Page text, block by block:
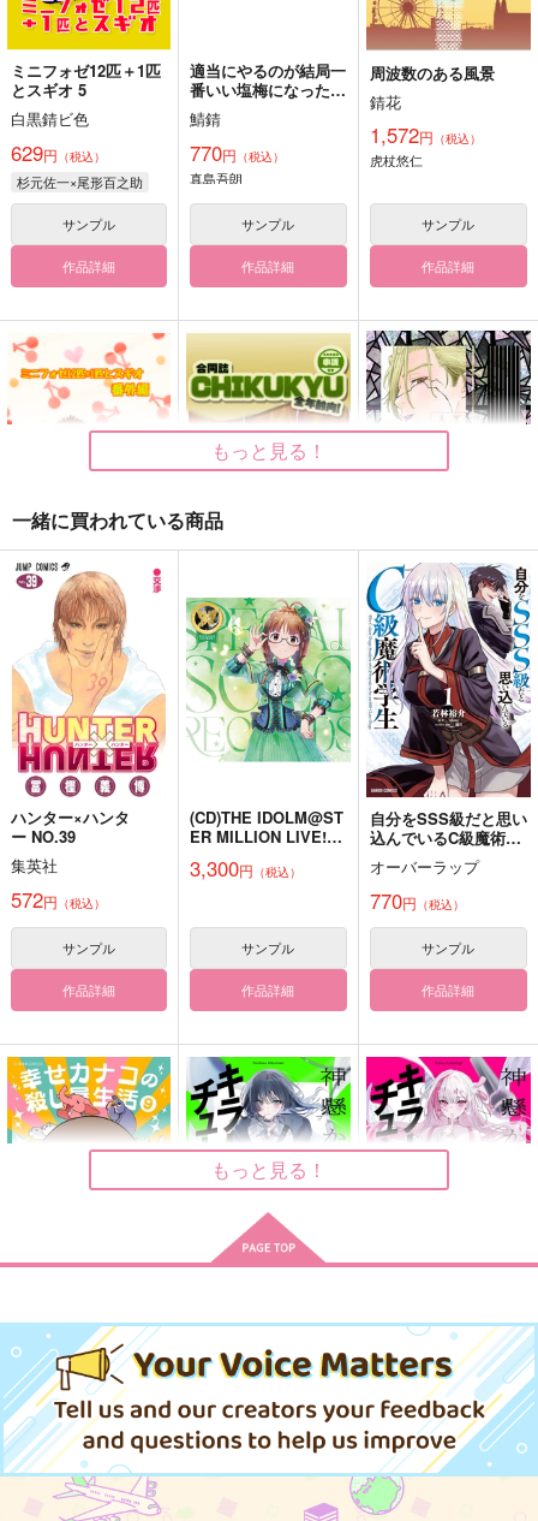
ミニフォゼ12匹＋1匹
とスギオ 5
白黒錆ビ色
629円 （税込）
杉元佐一×尾形百之助
サンプル
作品詳細
適当にやるのが結局一
番いい塩梅になったり
すると思いませんか。
鯖錆
770円 （税込）
真島吾朗
サンプル
作品詳細
周波数のある風景
錆花
1,572円 （税込）
虎杖悠仁
サンプル
作品詳細
ミニフォゼ12匹+1匹
とスギオ番外編 いっ
けぇ再録けだまちゃん
白黒錆ビ色
472円 （税込）
杉元佐一×尾形百之助
サンプル
作品詳細
鈴吉
787円（税込）
クー・フーリン×エミヤ
サンプル
SX ILLUST BOOK
空飛ぶペンギン
858円（税込）
スタンリー×Dr.XENO
サンプル
作品詳細
CHIKUKYU 2本目
鈴吉
クー・フーリン×エミヤ
タソガレラブレター
鈴吉
1,430円（税込）
クー・フーリン×エミヤ
サンプル
you're mine.
空飛ぶペンギン
スタンリー×Dr.XENO
もっと見る！
一緒に買われている商品
ハンター×ハンタ
ー NO.39
集英社
572円 （税込）
サンプル
作品詳細
(CD)THE IDOLM@ST
ER MILLION LIVE! S
RDS 秋月律子
3,300円 （税込）
サンプル
作品詳細
自分をSSS級だと思い
込んでいるC級魔術学
生 1
オーバーラップ
770円 （税込）
サンプル
作品詳細
活 9
星海社
1,265円 （税込）
サンプル
作品詳細
ーン。
KADOKAWA
サンプル
ーン。 2
KADOKAWA
924 （税込）
サンプル
もっと見る！